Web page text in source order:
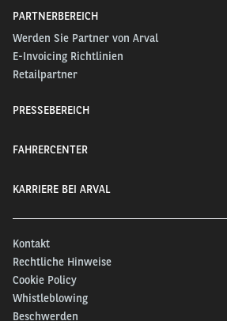
PARTNERBEREICH
Werden Sie Partner von Arval
E-Invoicing Richtlinien
Retailpartner
PRESSEBEREICH
FAHRERCENTER
KARRIERE BEI ARVAL
Kontakt
Rechtliche Hinweise
Cookie Policy
Whistleblowing
Beschwerden